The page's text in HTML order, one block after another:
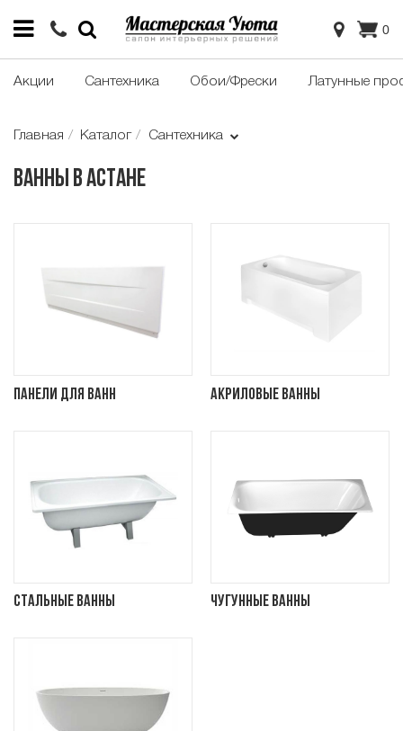
0
Акции Сантехника Обои/Фрески Латунные
Главная Каталог Сантехника
Ванны в Астане
Панели для ванн Акриловые ванны
Стальные ванны Чугунные ванны